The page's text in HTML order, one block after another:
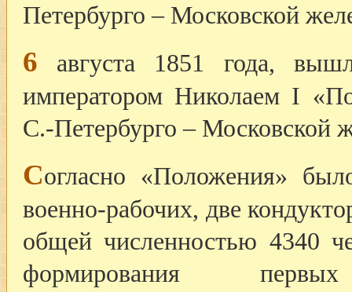
Петербурго – Московской
6 августа 1851 года,
императором Николаем I
С.-Петербурго – Московской
Согласно «Положения»
военно-рабочих, две
общей численностью 4340
формирования первых